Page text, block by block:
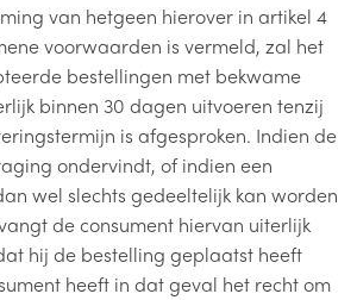
van hetgeen hierover in artikel 4
voorwaarden is vermeld, zal het
bestellingen met bekwame
binnen 30 dagen uitvoeren tenzij
is afgesproken. Indien de
ondervindt, of indien een
wel slechts gedeeltelijk kan worden
de consument hiervan uiterlijk
hij de bestelling geplaatst heeft
heeft in dat geval het recht om